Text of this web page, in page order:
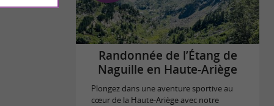
Randonnée de l’Étang de
Naguille en Haute-Ariège
Plongez dans une aventure sportive au
cœur de la Haute-Ariège avec notre